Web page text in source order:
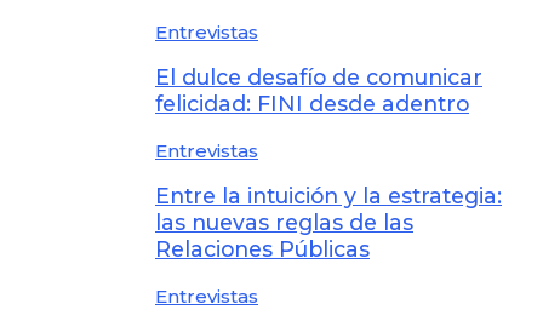
Entrevistas
El dulce desafío de comunicar
felicidad: FINI desde adentro
Entrevistas
Entre la intuición y la estrategia:
las nuevas reglas de las
Relaciones Públicas
Entrevistas